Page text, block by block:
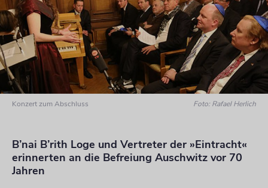
Konzert zum Abschluss Foto: Rafael Herlich
B’nai B’rith Loge und Vertreter der »Eintracht«
erinnerten an die Befreiung Auschwitz vor 70
Jahren